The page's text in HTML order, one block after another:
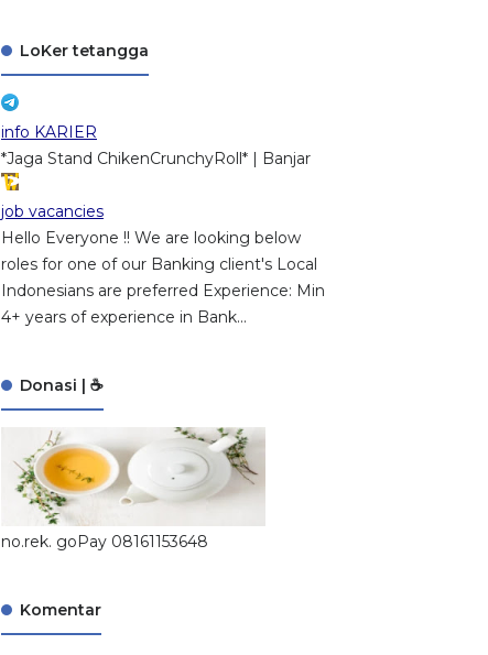
LoKer tetangga
info KARIER
*Jaga Stand ChikenCrunchyRoll* | Banjar
job vacancies
Hello Everyone !! We are looking below
roles for one of our Banking client's Local
Indonesians are preferred Experience: Min
4+ years of experience in Bank...
Donasi | ☕
no.rek. goPay 08161153648
Komentar